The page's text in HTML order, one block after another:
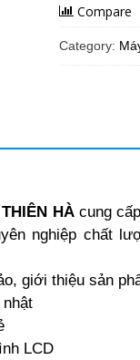
Compare
Category:
HÀcung
nghiệp chất
giới thiệu sản
LCD